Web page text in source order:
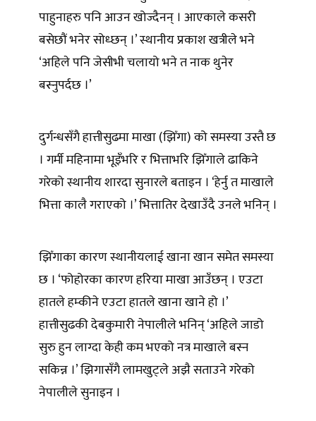
पाहुनाहरु पनि आउन खोज्दैनन् । आएकाले कसरी
बसेछौं भनेर सोध्छन् ।’ स्थानीय प्रकाश खत्रीले भने
‘अहिले पनि जेसीभी चलायो भने त नाक थुनेर
बस्नुपर्दछ ।’
दुर्गन्धसँगै हात्तीसुढमा माखा (झिँगा) को समस्या उस्तै छ
। गर्मी महिनामा भूइँभरि र भित्ताभरि झिँगाले ढाकिने
गरेको स्थानीय शारदा सुनारले बताइन । ‘हेर्नु त माखाले
भित्ता कालै गराएको ।’ भित्तातिर देखाउँदै उनले भनिन् ।
झिँगाका कारण स्थानीयलाई खाना खान समेत समस्या
छ । ‘फोहोरका कारण हरिया माखा आउँछन् । एउटा
हातले हम्कीने एउटा हातले खाना खाने हो ।’
हात्तीसुढकी देबकुमारी नेपालीले भनिन् ‘अहिले जाडो
सुरु हुन लाग्दा केही कम भएको नत्र माखाले बस्न
सकिन्न ।’ झिगासँगै लामखुट्ले अझै सताउने गरेको
नेपालीले सुनाइन ।